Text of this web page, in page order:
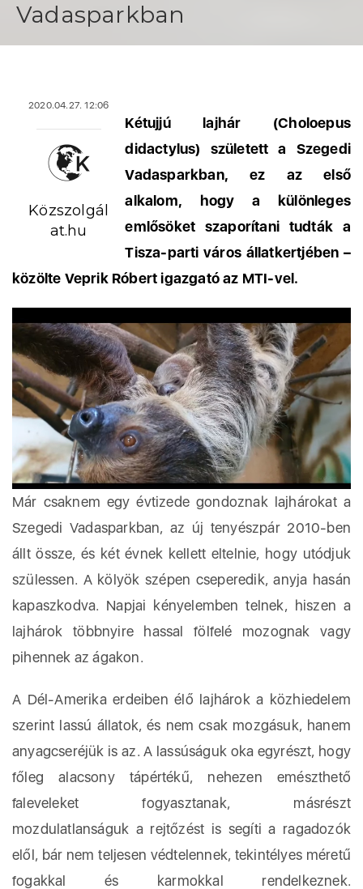
Vadasparkban
2020.04.27. 12:06
Közszolgál
at.hu
Kétujjú lajhár (Choloepus
didactylus) született a Szegedi
Vadasparkban, ez az első
alkalom, hogy a különleges
emlősöket szaporítani tudták a
Tisza-parti város állatkertjében –
közölte Veprik Róbert igazgató az MTI-vel.
Már csaknem egy évtizede gondoznak lajhárokat a
Szegedi Vadasparkban, az új tenyészpár 2010-ben
állt össze, és két évnek kellett eltelnie, hogy utódjuk
szülessen. A kölyök szépen cseperedik, anyja hasán
kapaszkodva. Napjai kényelemben telnek, hiszen a
lajhárok többnyire hassal fölfelé mozognak vagy
pihennek az ágakon.
A Dél-Amerika erdeiben élő lajhárok a közhiedelem
szerint lassú állatok, és nem csak mozgásuk, hanem
anyagcseréjük is az. A lassúságuk oka egyrészt, hogy
főleg alacsony tápértékű, nehezen emészthető
faleveleket fogyasztanak, másrészt
mozdulatlanságuk a rejtőzést is segíti a ragadozók
elől, bár nem teljesen védtelennek, tekintélyes méretű
fogakkal és karmokkal rendelkeznek.